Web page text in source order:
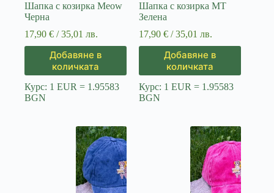
Шапка с козирка Meow
Черна
17,90 € / 35,01 лв.
Добавяне в
количката
Курс: 1 EUR = 1.95583
BGN
Шапка с козирка MT
Зелена
17,90€ / 35,01 лв.
Добавяне в
количката
Курс: 1 EUR = 1.95583
BGN